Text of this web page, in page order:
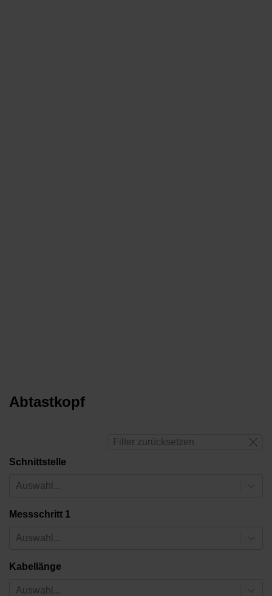
Abtastkopf
Filter zurücksetzen
Schnittstelle
Auswahl...
Messschritt 1
Auswahl...
Kabellänge
Auswahl...